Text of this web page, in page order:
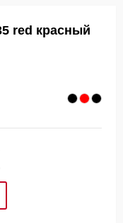
red красный